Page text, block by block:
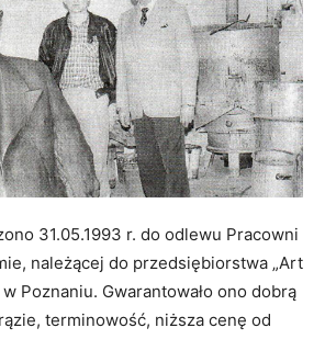
31.05.1993 r. do odlewu Pracowni
należącej do przedsiębiorstwa „Art
Poznaniu. Gwarantowało ono dobrą
terminowość, niższa cenę od